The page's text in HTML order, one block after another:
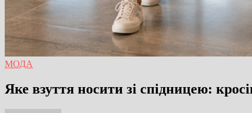
МОДА
Яке взуття носити зі спідницею: